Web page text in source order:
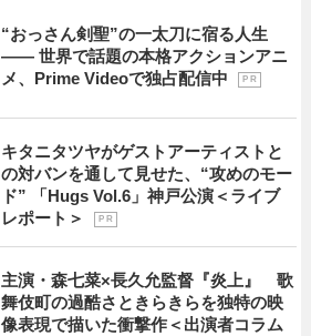
“おっさん剣聖”の一太刀に宿る人生
―― 世界で話題の本格アクションアニ
メ、Prime Videoで独占配信中
P R
キタニタツヤがゲストアーティストと
の対バンを通して見せた、“攻めのモー
ド” 「Hugs Vol.6」神戸公演＜ライブ
レポート＞
P R
主演・森七菜×長久允監督『炎上』 歌
舞伎町の過酷さときらきらを独特の映
像表現で描いた衝撃作＜出演者コラム